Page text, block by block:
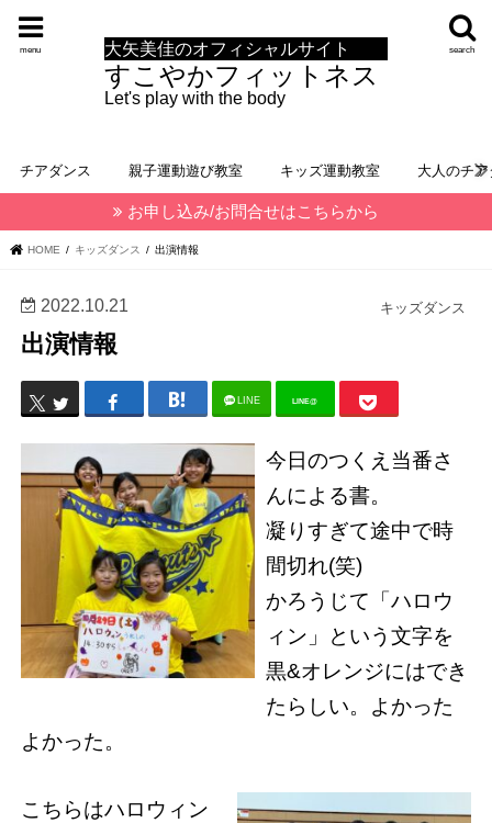
大矢美佳のオフィシャルサイト
すこやかフィットネス
Let's play with the body
search
menu
チアダンス 親子運動遊び教室 キッズ運動教室 大人のチ
お申し込み/お問合せはこちらから
HOME キッズダンス 出演情報
キッズダンス
2022.10.21
出演情報
LINE LINE@
今日のつくえ当番さ
んによる書。
凝りすぎて途中で時
間切れ(笑)
かろうじて「ハロウ
ィン」という文字を
黒&オレンジにはでき
たらしい。よかった
よかった。
こちらはハロウィン